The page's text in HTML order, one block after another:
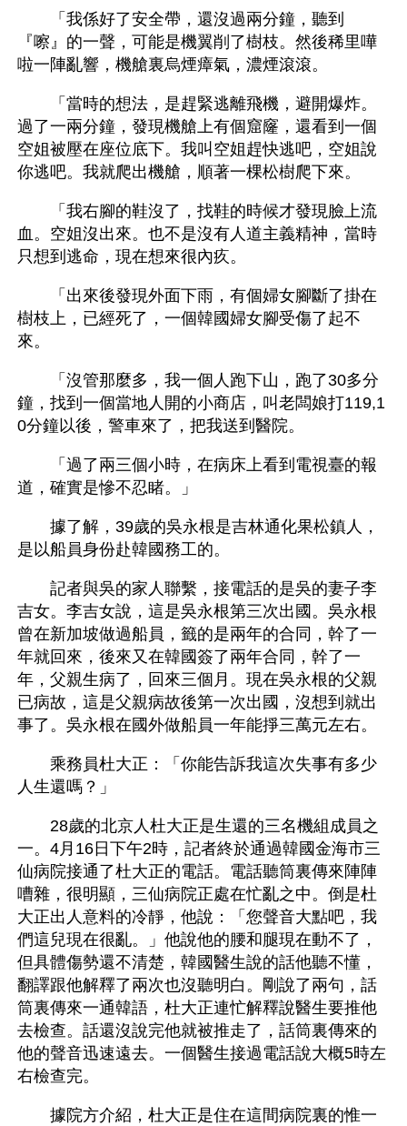
「我係好了安全帶，還沒過兩分鐘，聽到
『嚓』的一聲，可能是機翼削了樹枝。然後稀里嘩
啦一陣亂響，機艙裏烏煙瘴氣，濃煙滾滾。
「當時的想法，是趕緊逃離飛機，避開爆炸。
過了一兩分鐘，發現機艙上有個窟窿，還看到一個
空姐被壓在座位底下。我叫空姐趕快逃吧，空姐說
你逃吧。我就爬出機艙，順著一棵松樹爬下來。
「我右腳的鞋沒了，找鞋的時候才發現臉上流
血。空姐沒出來。也不是沒有人道主義精神，當時
只想到逃命，現在想來很內疚。
「出來後發現外面下雨，有個婦女腳斷了掛在
樹枝上，已經死了，一個韓國婦女腳受傷了起不
來。
「沒管那麼多，我一個人跑下山，跑了30多分
鐘，找到一個當地人開的小商店，叫老闆娘打119,1
0分鐘以後，警車來了，把我送到醫院。
「過了兩三個小時，在病床上看到電視臺的報
道，確實是慘不忍睹。」
據了解，39歲的吳永根是吉林通化果松鎮人，
是以船員身份赴韓國務工的。
記者與吳的家人聯繫，接電話的是吳的妻子李
吉女。李吉女說，這是吳永根第三次出國。吳永根
曾在新加坡做過船員，籤的是兩年的合同，幹了一
年就回來，後來又在韓國簽了兩年合同，幹了一
年，父親生病了，回來三個月。現在吳永根的父親
已病故，這是父親病故後第一次出國，沒想到就出
事了。吳永根在國外做船員一年能掙三萬元左右。
乘務員杜大正：「你能告訴我這次失事有多少
人生還嗎？」
28歲的北京人杜大正是生還的三名機組成員之
一。4月16日下午2時，記者終於通過韓國金海市三
仙病院接通了杜大正的電話。電話聽筒裏傳來陣陣
嘈雜，很明顯，三仙病院正處在忙亂之中。倒是杜
大正出人意料的冷靜，他說：「您聲音大點吧，我
們這兒現在很亂。」他說他的腰和腿現在動不了，
但具體傷勢還不清楚，韓國醫生說的話他聽不懂，
翻譯跟他解釋了兩次也沒聽明白。剛說了兩句，話
筒裏傳來一通韓語，杜大正連忙解釋說醫生要推他
去檢查。話還沒說完他就被推走了，話筒裏傳來的
他的聲音迅速遠去。一個醫生接過電話說大概5時左
右檢查完。
據院方介紹，杜大正是住在這間病院裏的惟一